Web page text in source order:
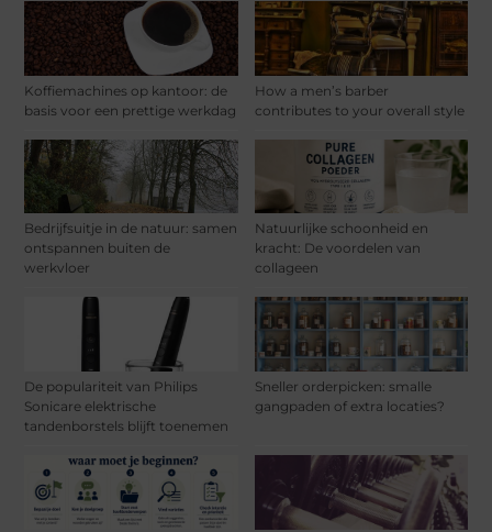
Koffiemachines op kantoor: de
basis voor een prettige werkdag
How a men’s barber
contributes to your overall style
Bedrijfsuitje in de natuur: samen
ontspannen buiten de
werkvloer
Natuurlijke schoonheid en
kracht: De voordelen van
collageen
De populariteit van Philips
Sonicare elektrische
tandenborstels blijft toenemen
Sneller orderpicken: smalle
gangpaden of extra locaties?